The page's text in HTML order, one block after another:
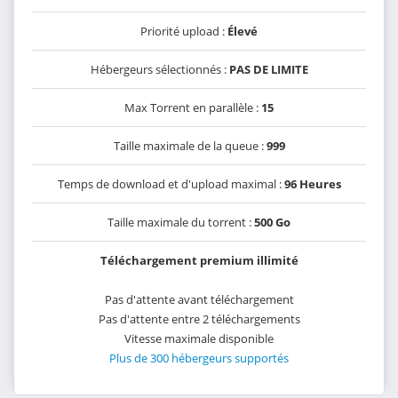
Priorité upload : Élevé
Hébergeurs sélectionnés : PAS DE LIMITE
Max Torrent en parallèle : 15
Taille maximale de la queue :999
Temps de download et d'upload maximal :96 Heures
Taille maximale du torrent :500 Go
Téléchargement premium illimité
Pas d'attente avant téléchargement
Pas d'attente entre 2 téléchargements
Vitesse maximale disponible
Plus de 300 hébergeurs supportés